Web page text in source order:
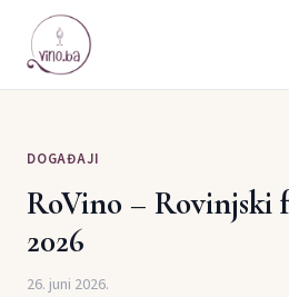
DOGAĐAJI
RoVino – Rovinjski
2026
26. juni 2026.